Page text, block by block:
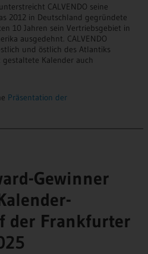
CALVENDO seine
2012 in Deutschland gegründete
10 Jahren sein Vertriebsgebiet in
ausgedehnt. CALVENDO
und östlich des Atlantiks
Kalender auch
Präsentation der
Gewinner
der Frankfurter